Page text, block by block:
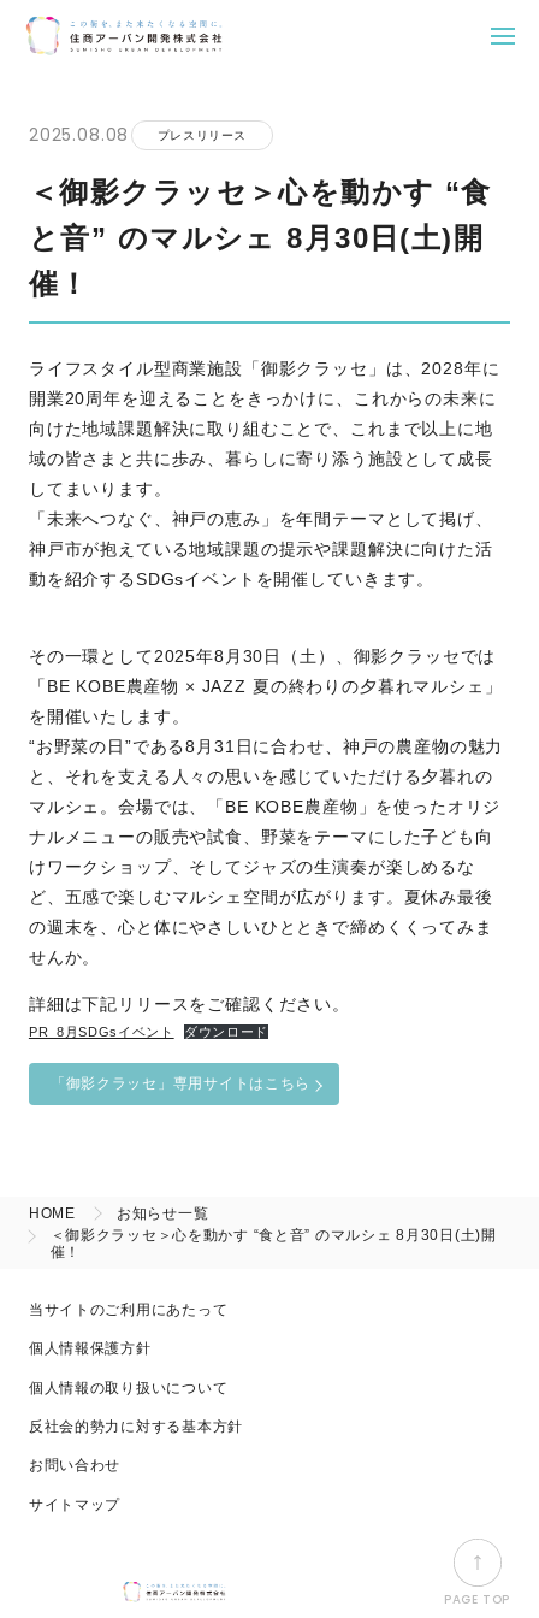
content2025.08.08 プレスリリース
＜御影クラッセ＞心を動かす “食
と音” のマルシェ 8月30日(土)開
催！
ライフスタイル型商業施設「御影クラッセ」は、2028年に
開業20周年を迎えることをきっかけに、これからの未来に
向けた地域課題解決に取り組むことで、これまで以上に地
域の皆さまと共に歩み、暮らしに寄り添う施設として成長
してまいります。
「未来へつなぐ、神戸の恵み」を年間テーマとして掲げ、
神戸市が抱えている地域課題の提示や課題解決に向けた活
動を紹介するSDGsイベントを開催していきます。
その一環として2025年8月30日（土）、御影クラッセでは
「BE KOBE農産物 × JAZZ 夏の終わりの夕暮れマルシェ」
を開催いたします。
“お野菜の日”である8月31日に合わせ、神戸の農産物の魅力
と、それを支える人々の思いを感じていただける夕暮れの
マルシェ。会場では、「BE KOBE農産物」を使ったオリジ
ナルメニューの販売や試食、野菜をテーマにした子ども向
けワークショップ、そしてジャズの生演奏が楽しめるな
ど、五感で楽しむマルシェ空間が広がります。夏休み最後
の週末を、心と体にやさしいひとときで締めくくってみま
せんか。
詳細は下記リリースをご確認ください。
PR_8月SDGsイベント ダウンロード
「御影クラッセ」専用サイトはこちら
HOME
お知らせ一覧
＜御影クラッセ＞心を動かす “食と音” のマルシェ 8月30日(土)開
催！
PAGE TOP
当サイトのご利用にあたって
個人情報保護方針
個人情報の取り扱いについて
反社会的勢力に対する基本方針
お問い合わせ
サイトマップ